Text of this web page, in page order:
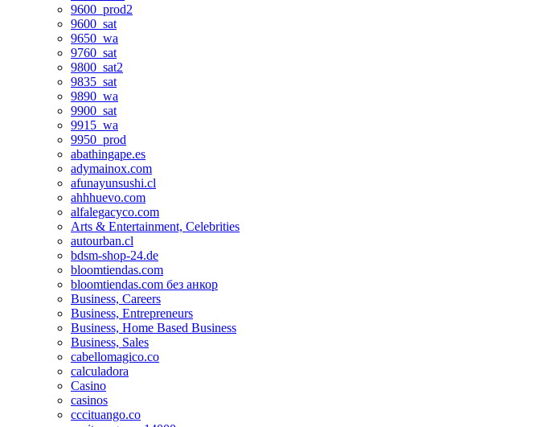
9600_prod2
9600_sat
9650_wa
9760_sat
9800_sat2
9835_sat
9890_wa
9900_sat
9915_wa
9950_prod
abathingape.es
adymainox.com
afunayunsushi.cl
ahhhuevo.com
alfalegacyco.com
Arts & Entertainment, Celebrities
autourban.cl
bdsm-shop-24.de
bloomtiendas.com
bloomtiendas.com без анкор
Business, Careers
Business, Entrepreneurs
Business, Home Based Business
Business, Sales
cabellomagico.co
calculadora
Casino
casinos
cccituango.co